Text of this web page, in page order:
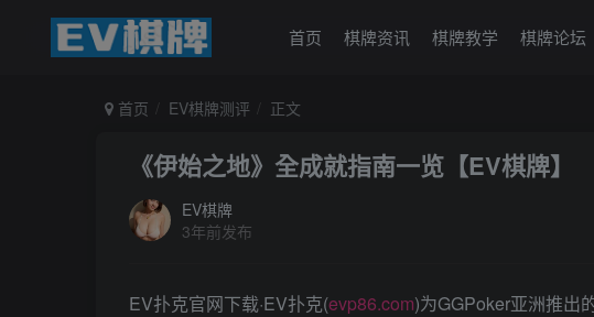
首页 棋牌资讯 棋牌教学 棋牌论坛
首页 EV棋牌测评 正文
《伊始之地》全成就指南一览【EV棋牌】
EV棋牌
3年前发布
EV扑克官网下载·EV扑克(evp86.com)为GGPoker亚洲推出